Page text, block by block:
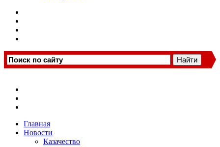
Главная
Новости
Казачество